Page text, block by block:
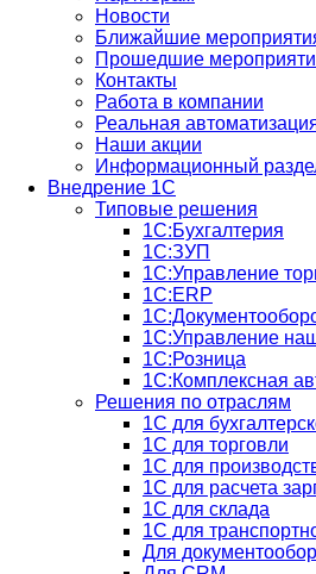
Новости
Ближайшие
Прошедшие
Контакты
Работа в компании
Реальная
Наши акции
Информационный
Внедрение 1С
Типовые решения
1С:Бухгалтерия
1С:ЗУП
1С:Управление
1С:ERP
1С:Управление
1С:Розница
1С:Комплексная
Решения по отраслям
1С для
1С для торговли
1С для
1C для расчета
1С для склада
1С для
Для